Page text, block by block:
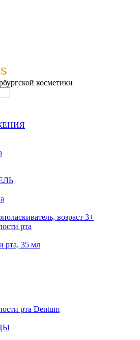
косметики
возраст 3+
рта
рта, 35 мл
рта Dentum